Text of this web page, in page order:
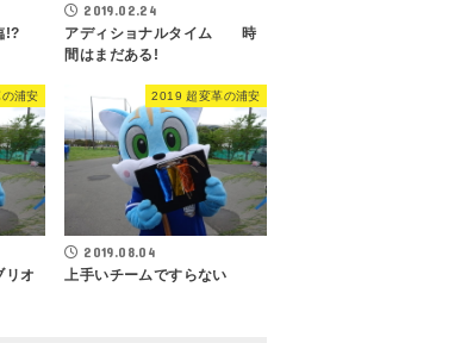
!?
2019.02.24
アディショナルタイム 時
間はまだある!
浦安
オ
2019 超変革の浦安
2019.08.04
上手いチームですらない